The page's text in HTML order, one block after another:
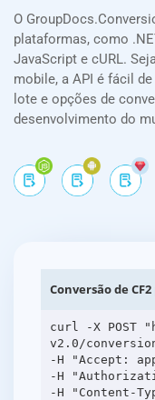
O
plataformas, como
JavaScript e cURL.
mobile, a API é fácil
lote e opções de
desenvolvimento do
Conversão de CF2
curl -X POST
v2.0/
-H "Accept:
-H
-H "Content-